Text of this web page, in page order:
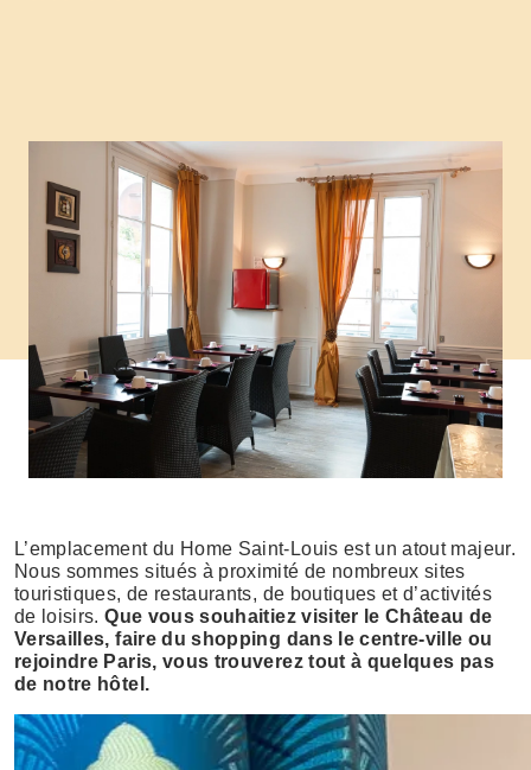
L’emplacement du Home Saint-Louis est un atout majeur.
Nous sommes situés à proximité de nombreux sites
touristiques, de restaurants, de boutiques et d’activités
de loisirs.Que vous souhaitiez visiter le Château de
Versailles, faire du shopping dans le centre-ville ou
rejoindre Paris, vous trouverez tout à quelques pas
de notre hôtel.